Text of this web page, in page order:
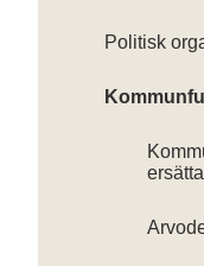
Politisk